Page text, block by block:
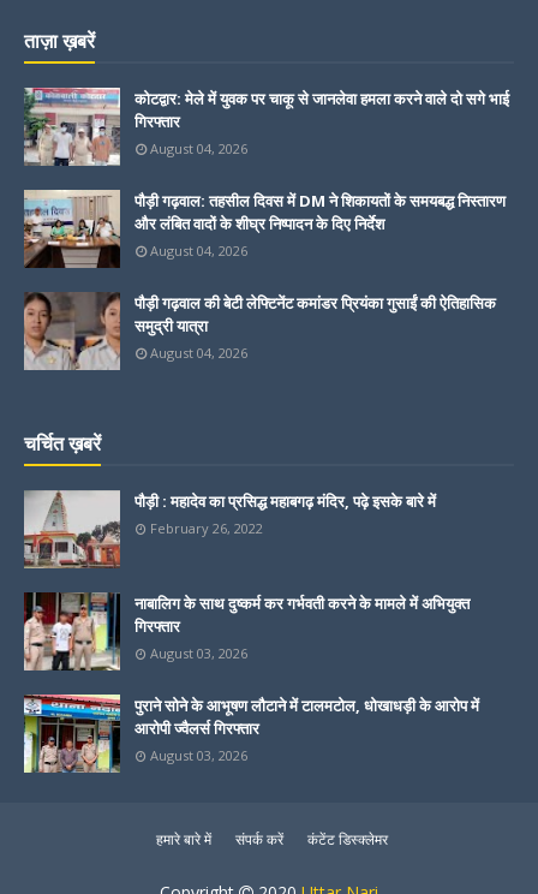
ताज़ा ख़बरें
कोटद्वार: मेले में युवक पर चाकू से जानलेवा हमला करने वाले दो सगे भाई
गिरफ्तार
August 04, 2026
पौड़ी गढ़वाल: तहसील दिवस में DM ने शिकायतों के समयबद्ध निस्तारण
और लंबित वादों के शीघ्र निष्पादन के दिए निर्देश
August 04, 2026
पौड़ी गढ़वाल की बेटी लेफ्टिनेंट कमांडर प्रियंका गुसाईं की ऐतिहासिक
समुद्री यात्रा
August 04, 2026
चर्चित ख़बरें
पौड़ी : महादेव का प्रसिद्ध महाबगढ़ मंदिर, पढ़े इसके बारे में
February 26, 2022
नाबालिग के साथ दुष्कर्म कर गर्भवती करने के मामले में अभियुक्त
गिरफ्तार
August 03, 2026
पुराने सोने के आभूषण लौटाने में टालमटोल, धोखाधड़ी के आरोप में
आरोपी ज्वैलर्स गिरफ्तार
August 03, 2026
हमारे बारे में संपर्क करें कंटेंट डिस्क्लेमर